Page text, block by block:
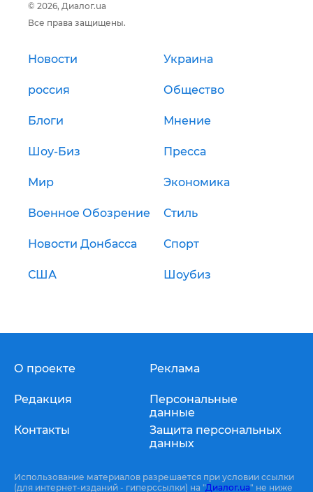
© 2026, Диалог.ua
Все права защищены.
Новости Украина
россия Общество
Блоги Мнение
Шоу-Биз Пресса
Мир Экономика
Военное Обозрение Стиль
Новости Донбасса Спорт
США Шоубиз
О проекте
Редакция
Контакты
Реклама
Персональные
данные
Защита персональных
данных
Использование материалов разрешается при условии ссылки
(для интернет-изданий - гиперссылки) на "Диалог.ua" не ниже